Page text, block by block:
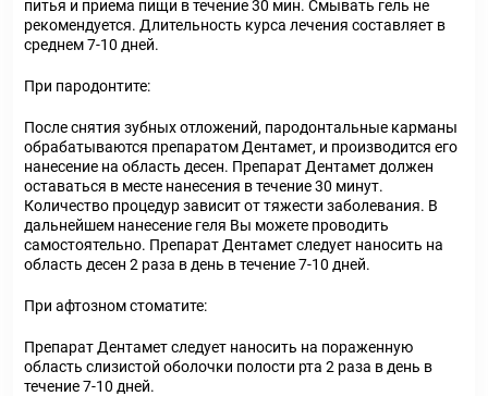
питья и приема пищи в течение 30 мин. Смывать гель не
рекомендуется. Длительность курса лечения составляет в
среднем 7-10 дней.
При пародонтите:
После снятия зубных отложений, пародонтальные карманы
обрабатываются препаратом Дентамет, и производится его
нанесение на область десен. Препарат Дентамет должен
оставаться в месте нанесения в течение 30 минут.
Количество процедур зависит от тяжести заболевания. В
дальнейшем нанесение геля Вы можете проводить
самостоятельно. Препарат Дентамет следует наносить на
область десен 2 раза в день в течение 7-10 дней.
При афтозном стоматите:
Препарат Дентамет следует наносить на пораженную
область слизистой оболочки полости рта 2 раза в день в
течение 7-10 дней.